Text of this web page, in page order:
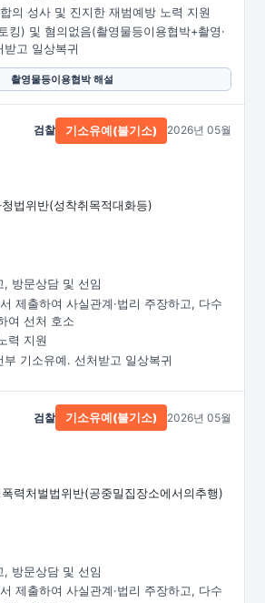
의 성사 및 진지한 재범예방 노력 지원
킹) 및 혐의없음(촬영물등이용협박+촬영·
고 일상복귀
촬영물등이용협박 해설
청법위반(성착취목적대화등)
검찰 기소유예(불기소) 2026년 05월
, 방문상담 및 선임
제출하여 사실관계·법리 주장하고, 다수
여 선처 호소
력 지원
부 기소유예. 선처받고 일상복귀
폭력처벌법위반(공중밀집장소에서의추행)
검찰 기소유예(불기소) 2026년 05월
, 방문상담 및 선임
제출하여 사실관계·법리 주장하고, 다수